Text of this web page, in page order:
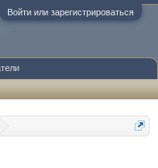
Войти или зарегистрироваться